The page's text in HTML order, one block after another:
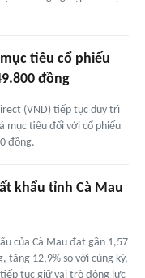
tiêu cổ phiếu
đồng
(VND) tiếp tục duy trì
mục tiêu đối với cổ phiếu
đồng.
khẩu tỉnh Cà Mau
của Cà Mau đạt gần 1,57
tăng 12,9% so với cùng kỳ,
tục giữ vai trò động lực